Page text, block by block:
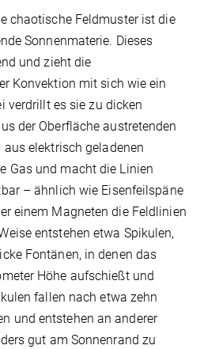
chaotische Feldmuster ist die
Sonnenmaterie. Dieses
und zieht die
Konvektion mit sich wie ein
verdrillt es sie zu dicken
der Oberfläche austretenden
elektrisch geladenen
Gas und macht die Linien
– ähnlich wie Eisenfeilspäne
einem Magneten die Feldlinien
entstehen etwa Spikulen,
Fontänen, in denen das
Höhe aufschießt und
fallen nach etwa zehn
und entstehen an anderer
gut am Sonnenrand zu